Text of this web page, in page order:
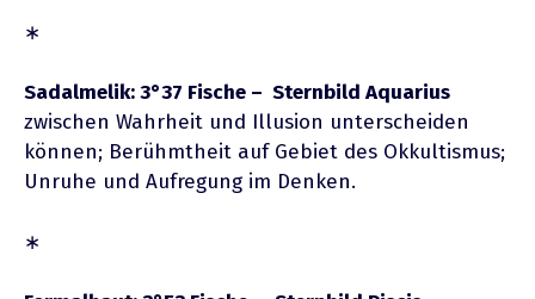
∗
Sadalmelik: 3°37 Fische – Sternbild Aquarius
zwischen Wahrheit und Illusion unterscheiden
können; Berühmtheit auf Gebiet des Okkultismus;
Unruhe und Aufregung im Denken.
∗